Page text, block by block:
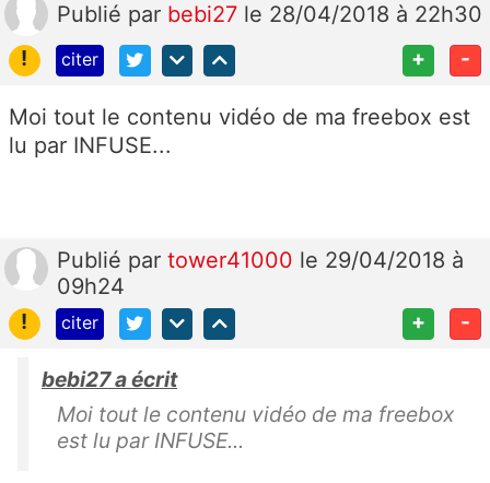
Publié par bebi27 le 28/04/2018 à 22h30
!
citer + -
Moi tout le contenu vidéo de ma freebox est
lu par INFUSE...
Publié par tower41000 le 29/04/2018 à
09h24
!
citer + -
bebi27 a écrit
Moi tout le contenu vidéo de ma freebox
est lu par INFUSE...